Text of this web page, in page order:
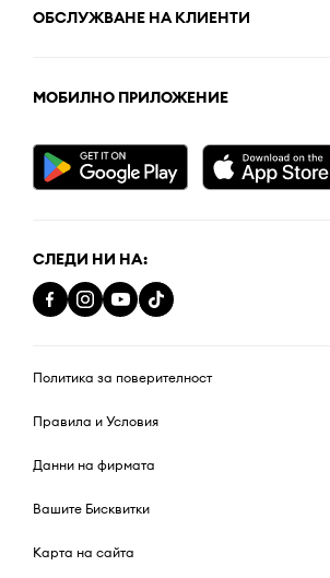
ОБСЛУЖВАНЕ НА КЛИЕНТИ
МОБИЛНО ПРИЛОЖЕНИЕ
СЛЕДИ НИ НА:
Политика за поверителност
Правила и Условия
Данни на фирмата
Вашите Бисквитки
Карта на сайта